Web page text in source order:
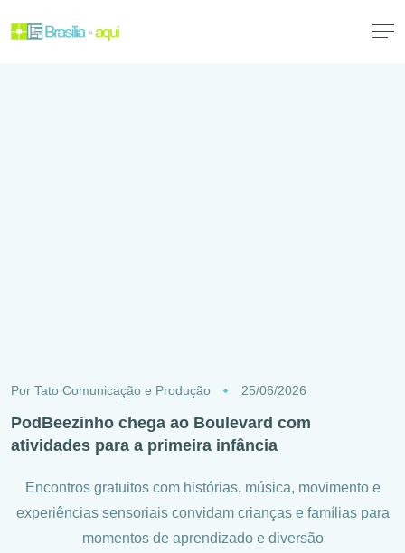
Por Tato Comunicação e Produção 25/06/2026
PodBeezinho chega ao Boulevard com
atividades para a primeira infância
Encontros gratuitos com histórias, música, movimento e
experiências sensoriais convidam crianças e famílias para
momentos de aprendizado e diversão